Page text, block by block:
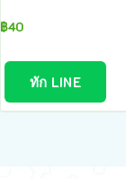
฿40
ทัก LINE